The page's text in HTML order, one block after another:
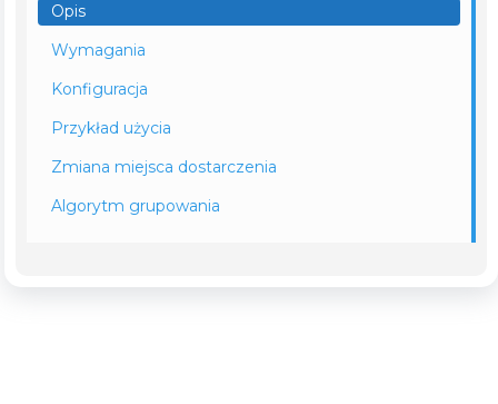
Opis
Wymagania
Konfiguracja
Przykład użycia
Zmiana miejsca dostarczenia
Algorytm grupowania